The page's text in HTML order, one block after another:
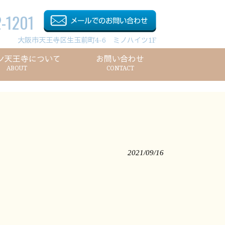
大阪市天王寺区生玉前町4-6 ミノハイツ1F
天王寺について
ABOUT
お問い合わせ
CONTACT
2021/09/16